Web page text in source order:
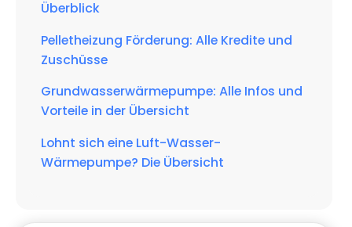
Überblick
Pelletheizung Förderung: Alle Kredite und
Zuschüsse
Grundwasserwärmepumpe: Alle Infos und
Vorteile in der Übersicht
Lohnt sich eine Luft-Wasser-
Wärmepumpe? Die Übersicht